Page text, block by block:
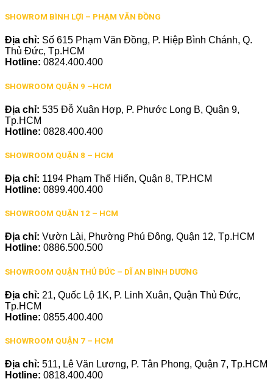
SHOWROM BÌNH LỢI – PHẠM VĂN ĐỒNG
Địa chỉ: Số 615 Phạm Văn Đồng, P. Hiệp Bình Chánh, Q.
Thủ Đức, Tp.HCM
Hotline: 0824.400.400
SHOWROOM QUẬN 9 –HCM
Địa chỉ: 535 Đỗ Xuân Hợp, P. Phước Long B, Quận 9,
Tp.HCM
Hotline: 0828.400.400
SHOWROOM QUẬN 8 – HCM
Địa chỉ: 1194 Phạm Thế Hiển, Quận 8, TP.HCM
Hotline: 0899.400.400
SHOWROOM QUẬN 12 – HCM
Địa chỉ: Vườn Lài, Phường Phú Đông, Quận 12, Tp.HCM
Hotline: 0886.500.500
SHOWROOM QUẬN THỦ ĐỨC – DĨ AN BÌNH DƯƠNG
Địa chỉ: 21, Quốc Lộ 1K, P. Linh Xuân, Quận Thủ Đức,
Tp.HCM
Hotline: 0855.400.400
SHOWROOM QUẬN 7 – HCM
Địa chỉ: 511, Lê Văn Lương, P. Tân Phong, Quận 7, Tp.HCM
Hotline: 0818.400.400